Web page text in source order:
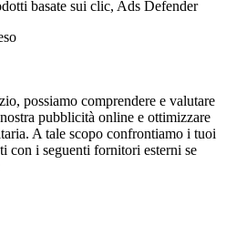
basate sui clic, Ads Defender
possiamo comprendere e valutare
pubblicità online e ottimizzare
A tale scopo confrontiamo i tuoi
con i seguenti fornitori esterni se